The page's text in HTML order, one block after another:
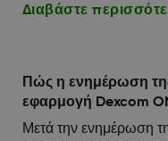
Διαβάστε
Πώς η ενημέρωση
εφαρμογή Dexcom
Μετά την ενημέρωση